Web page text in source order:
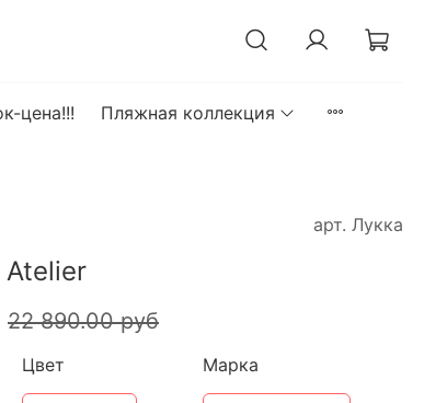
цена!!! Пляжная коллекция
арт. Лукка
Atelier
22 890.00 руб
Цвет Марка